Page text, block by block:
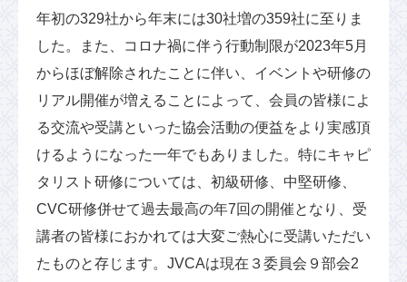
年初の329社から年末には30社増の359社に至りま
した。また、コロナ禍に伴う行動制限が2023年5月
からほぼ解除されたことに伴い、イベントや研修の
リアル開催が増えることによって、会員の皆様によ
る交流や受講といった協会活動の便益をより実感頂
けるようになった一年でもありました。特にキャピ
タリスト研修については、初級研修、中堅研修、
CVC研修併せて過去最高の年7回の開催となり、受
講者の皆様におかれては大変ご熱心に受講いただい
たものと存じます。JVCAは現在３委員会９部会2